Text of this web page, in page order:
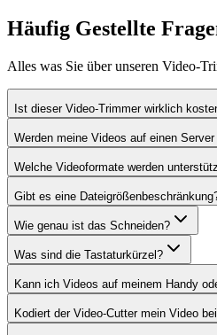
Häufig Gestellte
Alles was Sie über unseren Video-
Ist dieser Video-Trimmer wirklich
Werden meine Videos auf einen
Welche Videoformate werden
Gibt es eine
Wie genau ist das Schneiden?
Was sind die Tastaturkürzel?
Kann ich Videos auf meinem Handy
Kodiert der Video-Cutter mein Video